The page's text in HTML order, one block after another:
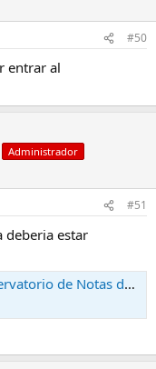
#50
entrar al
Administrador
#51
deberia estar
de Notas de Corte